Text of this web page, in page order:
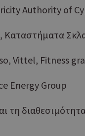
Authority of
Καταστήματα
Vittel, Fitness
Energy Group
τη